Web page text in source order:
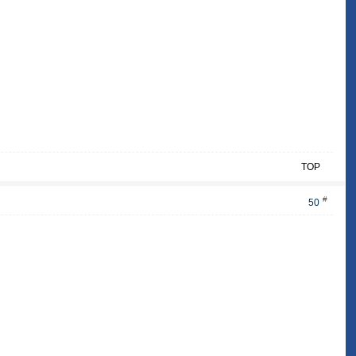
TOP
50 #